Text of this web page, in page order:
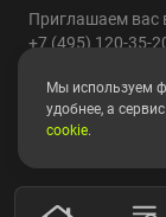
Приглашаем вас
+7 (495) 120-35-
Copyright ©
Мы используем
удобнее, а
cookie.